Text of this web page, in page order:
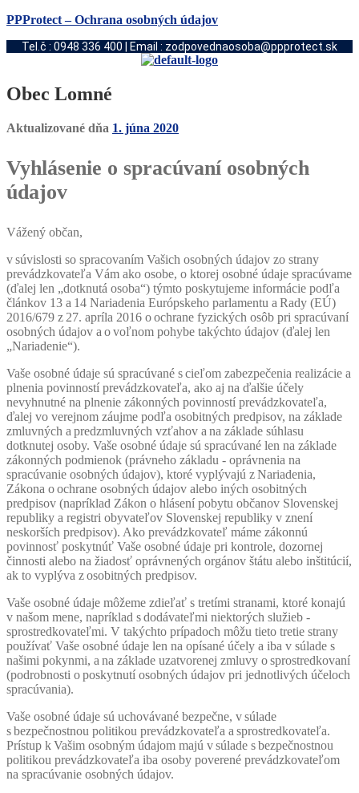
PPProtect – Ochrana osobných údajov
Tel.č : 0948 336 400 | Email : zodpovednaosoba@ppprotect.sk
Obec Lomné
Aktualizované dňa 1. júna 2020
Vyhlásenie o spracúvaní osobných
údajov
Vážený občan,
v súvislosti so spracovaním Vašich osobných údajov zo strany
prevádzkovateľa Vám ako osobe, o ktorej osobné údaje spracúvame
(ďalej len „dotknutá osoba“) týmto poskytujeme informácie podľa
článkov 13 a 14 Nariadenia Európskeho parlamentu a Rady (EÚ)
2016/679 z 27. apríla 2016 o ochrane fyzických osôb pri spracúvaní
osobných údajov a o voľnom pohybe takýchto údajov (ďalej len
„Nariadenie“).
Vaše osobné údaje sú spracúvané s cieľom zabezpečenia realizácie a
plnenia povinností prevádzkovateľa, ako aj na ďalšie účely
nevyhnutné na plnenie zákonných povinností prevádzkovateľa,
ďalej vo verejnom záujme podľa osobitných predpisov, na základe
zmluvných a predzmluvných vzťahov a na základe súhlasu
dotknutej osoby. Vaše osobné údaje sú spracúvané len na základe
zákonných podmienok (právneho základu - oprávnenia na
spracúvanie osobných údajov), ktoré vyplývajú z Nariadenia,
Zákona o ochrane osobných údajov alebo iných osobitných
predpisov (napríklad Zákon o hlásení pobytu občanov Slovenskej
republiky a registri obyvateľov Slovenskej republiky v znení
neskorších predpisov). Ako prevádzkovateľ máme zákonnú
povinnosť poskytnúť Vaše osobné údaje pri kontrole, dozornej
činnosti alebo na žiadosť oprávnených orgánov štátu alebo inštitúcií,
ak to vyplýva z osobitných predpisov.
Vaše osobné údaje môžeme zdieľať s tretími stranami, ktoré konajú
v našom mene, napríklad s dodávateľmi niektorých služieb -
sprostredkovateľmi. V takýchto prípadoch môžu tieto tretie strany
používať Vaše osobné údaje len na opísané účely a iba v súlade s
našimi pokynmi, a na základe uzatvorenej zmluvy o sprostredkovaní
(podrobnosti o poskytnutí osobných údajov pri jednotlivých účeloch
spracúvania).
Vaše osobné údaje sú uchovávané bezpečne, v súlade
s bezpečnostnou politikou prevádzkovateľa a sprostredkovateľa.
Prístup k Vašim osobným údajom majú v súlade s bezpečnostnou
politikou prevádzkovateľa iba osoby poverené prevádzkovateľom
na spracúvanie osobných údajov.